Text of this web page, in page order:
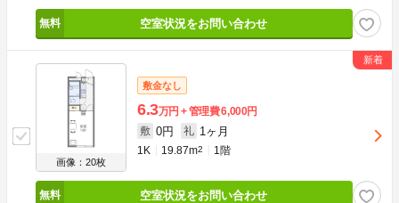
空室状況をお問い合わせ
画像：20枚
敷金なし
6.3万円 管理費6,000円
敷 0円 礼 1ヶ月
1K 19.87m2 1階
空室状況をお問い合わせ